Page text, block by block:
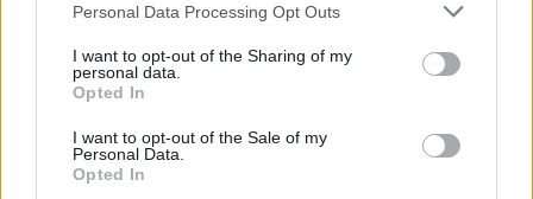
Personal Data Processing Opt Outs
I want to opt-out of the Sharing of my
personal data.
Opted In
I want to opt-out of the Sale of my
Personal Data.
Opted In
Ustav i zakone.”